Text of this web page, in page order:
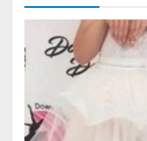
a
d
i
n
g